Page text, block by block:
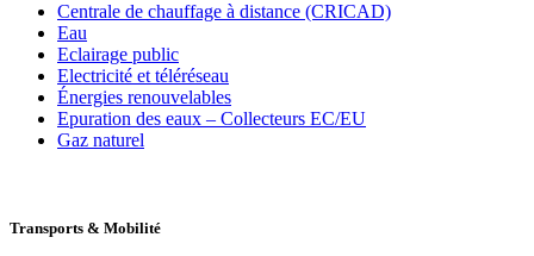
Centrale de chauffage à distance (CRICAD)
Eau
Eclairage public
Electricité et téléréseau
Énergies renouvelables
Epuration des eaux – Collecteurs EC/EU
Gaz naturel
Transports & Mobilité